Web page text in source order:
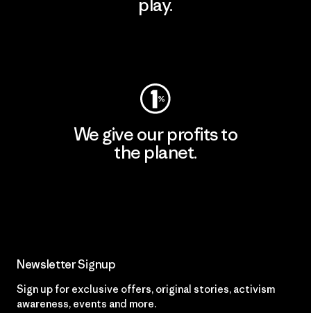
play.
We give our profits to
the planet.
Newsletter Signup
Sign up for exclusive offers, original stories, activism
awareness, events and more.